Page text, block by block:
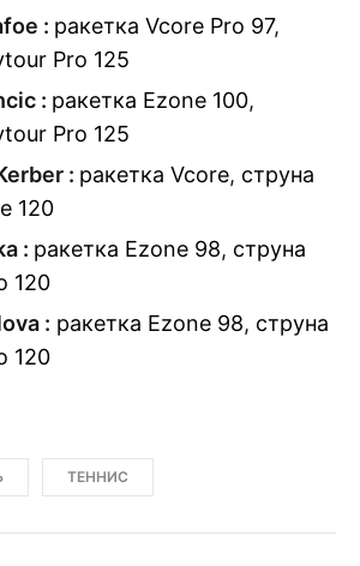
: ракетка Vcore Pro 97,
Pro 125
: ракетка Ezone 100,
Pro 125
: ракетка Vcore, струна
120
: ракетка Ezone 98, струна
120
: ракетка Ezone 98, струна
120
ТЕННИС